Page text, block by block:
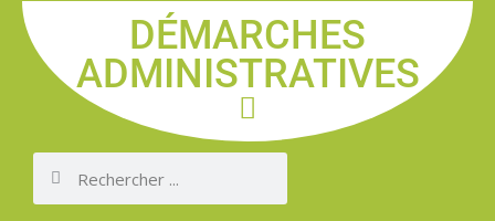
DÉMARCHES
ADMINISTRATIVES